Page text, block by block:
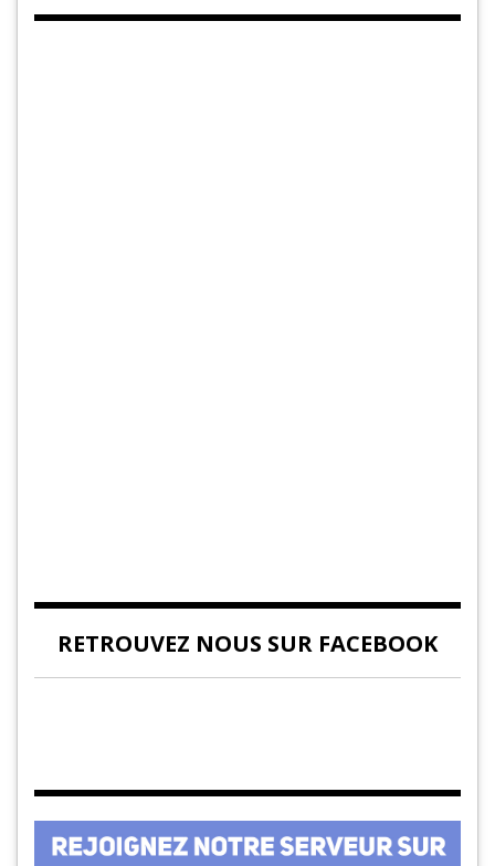
RETROUVEZ NOUS SUR FACEBOOK